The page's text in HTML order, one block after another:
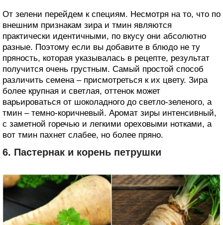
От зелени перейдем к специям. Несмотря на то, что по
внешним признакам зира и тмин являются
практически идентичными, по вкусу они абсолютно
разные. Поэтому если вы добавите в блюдо не ту
пряность, которая указывалась в рецепте, результат
получится очень грустным. Самый простой способ
различить семена – присмотреться к их цвету. Зира
более крупная и светлая, оттенок может
варьироваться от шоколадного до светло-зеленого, а
тмин – темно-коричневый. Аромат зиры интенсивный,
с заметной горечью и легкими ореховыми нотками, а
вот тмин пахнет слабее, но более пряно.
6. Пастернак и корень петрушки